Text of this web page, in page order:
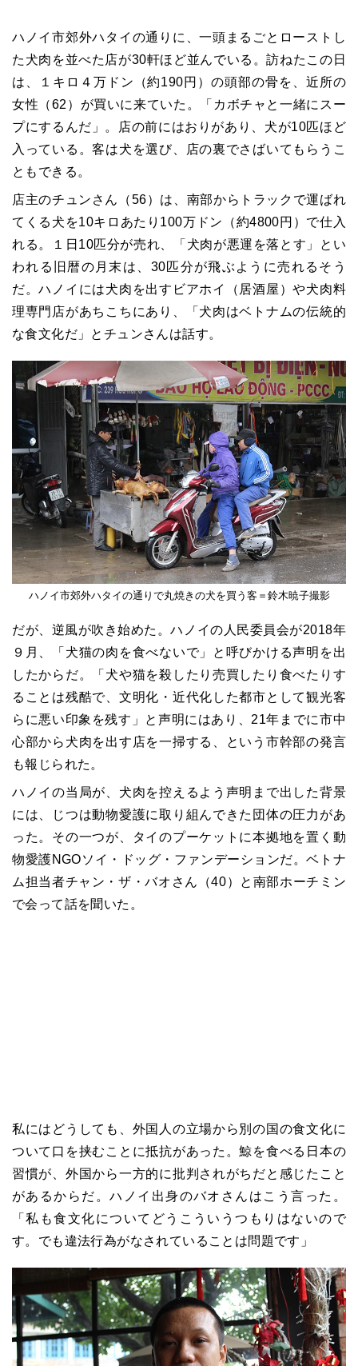
ハノイ市郊外ハタイの通りに、一頭まるごとローストし
た犬肉を並べた店が30軒ほど並んでいる。訪ねたこの日
は、１キロ４万ドン（約190円）の頭部の骨を、近所の
女性（62）が買いに来ていた。「カボチャと一緒にスー
プにするんだ」。店の前にはおりがあり、犬が10匹ほど
入っている。客は犬を選び、店の裏でさばいてもらうこ
ともできる。
店主のチュンさん（56）は、南部からトラックで運ばれ
てくる犬を10キロあたり100万ドン（約4800円）で仕入
れる。１日10匹分が売れ、「犬肉が悪運を落とす」とい
われる旧暦の月末は、30匹分が飛ぶように売れるそう
だ。ハノイには犬肉を出すビアホイ（居酒屋）や犬肉料
理専門店があちこちにあり、「犬肉はベトナムの伝統的
な食文化だ」とチュンさんは話す。
ハノイ市郊外ハタイの通りで丸焼きの犬を買う客＝鈴木暁子撮影
だが、逆風が吹き始めた。ハノイの人民委員会が2018年
９月、「犬猫の肉を食べないで」と呼びかける声明を出
したからだ。「犬や猫を殺したり売買したり食べたりす
ることは残酷で、文明化・近代化した都市として観光客
らに悪い印象を残す」と声明にはあり、21年までに市中
心部から犬肉を出す店を一掃する、という市幹部の発言
も報じられた。
ハノイの当局が、犬肉を控えるよう声明まで出した背景
には、じつは動物愛護に取り組んできた団体の圧力があ
った。その一つが、タイのプーケットに本拠地を置く動
物愛護NGOソイ・ドッグ・ファンデーションだ。ベトナ
ム担当者チャン・ザ・バオさん（40）と南部ホーチミン
で会って話を聞いた。
私にはどうしても、外国人の立場から別の国の食文化に
ついて口を挟むことに抵抗があった。鯨を食べる日本の
習慣が、外国から一方的に批判されがちだと感じたこと
があるからだ。ハノイ出身のバオさんはこう言った。
「私も食文化についてどうこういうつもりはないので
す。でも違法行為がなされていることは問題です」